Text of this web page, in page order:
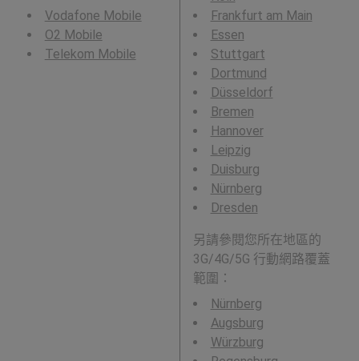
Vodafone Mobile
O2 Mobile
Telekom Mobile
Frankfurt am Main
Essen
Stuttgart
Dortmund
Düsseldorf
Bremen
Hannover
Leipzig
Duisburg
Nürnberg
Dresden
另請參閱您所在地區的
3G/4G/5G 行動網路覆蓋
範圍：
Nürnberg
Augsburg
Würzburg